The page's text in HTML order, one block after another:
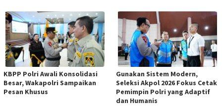
KBPP Polri Awali Konsolidasi
Besar, Wakapolri Sampaikan
Pesan Khusus
Gunakan Sistem Modern,
Seleksi Akpol 2026 Fokus Cetak
Pemimpin Polri yang Adaptif
dan Humanis